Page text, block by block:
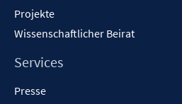
Projekte
Wissenschaftlicher Beirat
Services
Presse